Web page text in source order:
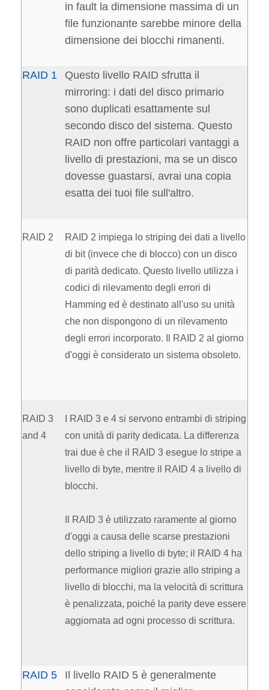
in fault la dimensione massima di un
file funzionante sarebbe minore della
dimensione dei blocchi rimanenti.
RAID 1
Questo livello RAID sfrutta il
mirroring: i dati del disco primario
sono duplicati esattamente sul
secondo disco del sistema. Questo
RAID non offre particolari vantaggi a
livello di prestazioni, ma se un disco
dovesse guastarsi, avrai una copia
esatta dei tuoi file sull'altro.
RAID 2
RAID 2 impiega lo striping dei dati a livello
di bit (invece che di blocco) con un disco
di parità dedicato. Questo livello utilizza i
codici di rilevamento degli errori di
Hamming ed è destinato all'uso su unità
che non dispongono di un rilevamento
degli errori incorporato. Il RAID 2 al giorno
d'oggi è considerato un sistema obsoleto.
RAID 3
and 4
I RAID 3 e 4 si servono entrambi di striping
con unità di parity dedicata. La differenza
trai due è che il RAID 3 esegue lo stripe a
livello di byte, mentre il RAID 4 a livello di
blocchi.
Il RAID 3 è utilizzato raramente al giorno
d'oggi a causa delle scarse prestazioni
dello striping a livello di byte; il RAID 4 ha
performance migliori grazie allo striping a
livello di blocchi, ma la velocità di scrittura
è penalizzata, poiché la parity deve essere
aggiornata ad ogni processo di scrittura.
RAID 5
Il livello RAID 5 è generalmente